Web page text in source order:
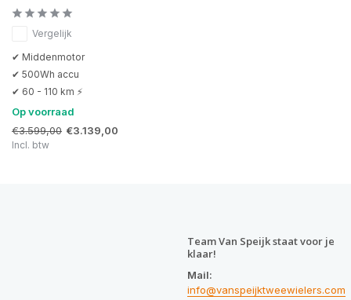
Vergelijk
✔ Middenmotor
✔ 500Wh accu
✔ 60 - 110 km ⚡
Op voorraad
€3.599,00 €3.139,00
Incl. btw
Team Van Speijk staat voor je
klaar!
Mail:
info@vanspeijktweewielers.com